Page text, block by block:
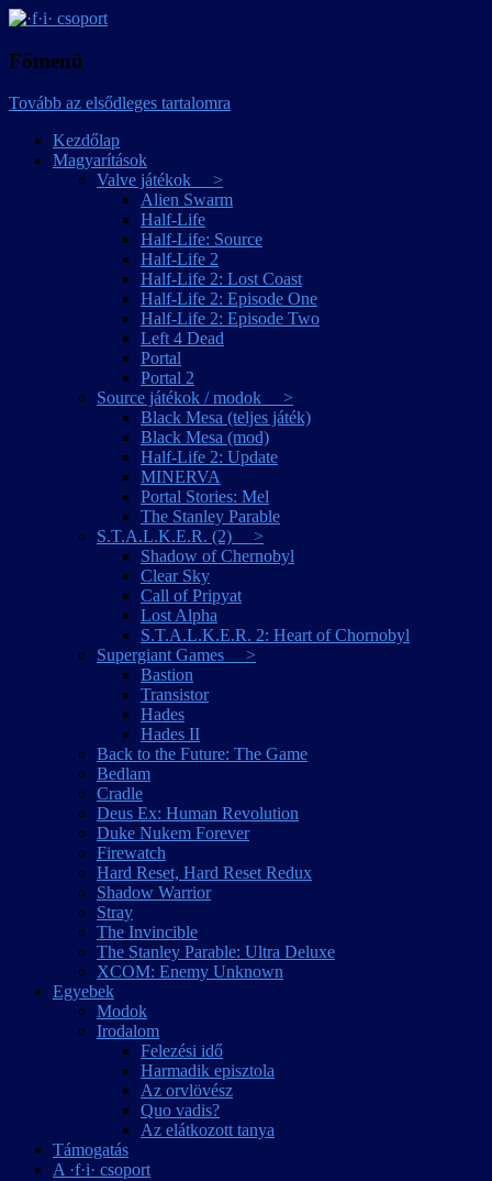
·f·i· csoport
Főmenü
Tovább az elsődleges tartalomra
Kezdőlap
Magyarítások
Valve játékok >
Alien Swarm
Half-Life
Half-Life: Source
Half-Life 2
Half-Life 2: Lost Coast
Half-Life 2: Episode One
Half-Life 2: Episode Two
Left 4 Dead
Portal
Portal 2
Source játékok / modok >
Black Mesa (teljes játék)
Black Mesa (mod)
Half-Life 2: Update
MINERVA
Portal Stories: Mel
The Stanley Parable
S.T.A.L.K.E.R. (2) >
Shadow of Chernobyl
Clear Sky
Call of Pripyat
Lost Alpha
S.T.A.L.K.E.R. 2: Heart of Chornobyl
Supergiant Games >
Bastion
Transistor
Hades
Hades II
Back to the Future: The Game
Bedlam
Cradle
Deus Ex: Human Revolution
Duke Nukem Forever
Firewatch
Hard Reset, Hard Reset Redux
Shadow Warrior
Stray
The Invincible
The Stanley Parable: Ultra Deluxe
XCOM: Enemy Unknown
Egyebek
Modok
Irodalom
Felezési idő
Harmadik episztola
Az orvlövész
Quo vadis?
Az elátkozott tanya
Támogatás
A ·f·i· csoport